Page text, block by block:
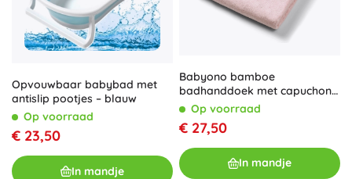
Opvouwbaar babybad met
antislip pootjes – blauw
Op voorraad
€ 23,50
In mandje
Babyono bamboe
badhanddoek met capuchon
Super Soft cream 100 × 100
Op voorraad
€ 27,50
In mandje